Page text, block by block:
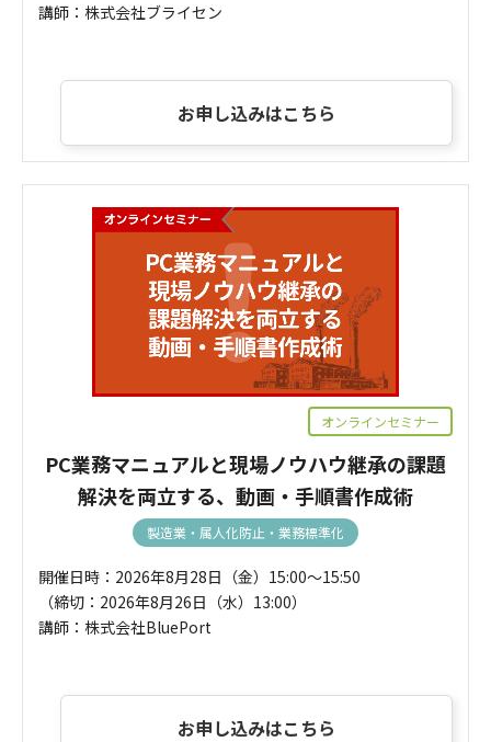
講師：株式会社ブライセン
お申し込みはこちら
オンラインセミナー
PC業務マニュアルと現場ノウハウ継承の課題
解決を両立する、動画・手順書作成術
製造業・属人化防止・業務標準化
開催日時：2026年8月28日（金）15:00～15:50
（締切：2026年8月26日（水）13:00）
講師：株式会社BluePort
お申し込みはこちら